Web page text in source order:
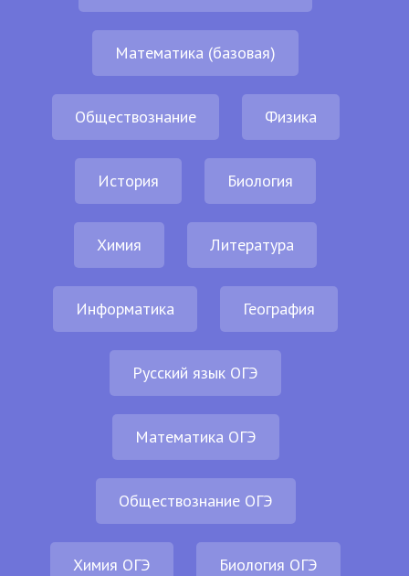
Математика (базовая)
Обществознание Физика
История Биология
Химия Литература
Информатика География
Русский язык ОГЭ
Математика ОГЭ
Обществознание ОГЭ
Химия ОГЭ Биология ОГЭ